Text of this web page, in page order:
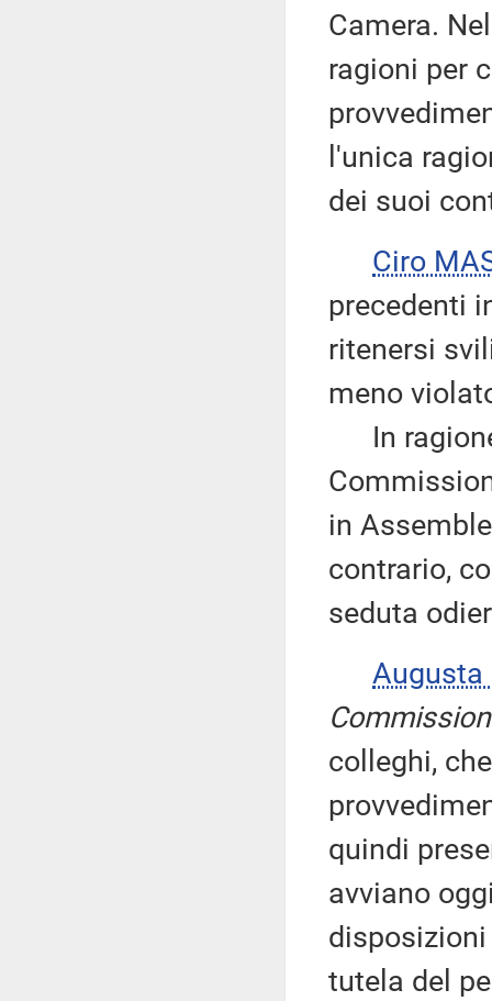
Camera.
ragioni per
l'unica
dei suoi
Ciro
precedenti
ritenersi
meno
In
in
contrario,
seduta
Augusta
colleghi,
quindi
avviano
tutela del